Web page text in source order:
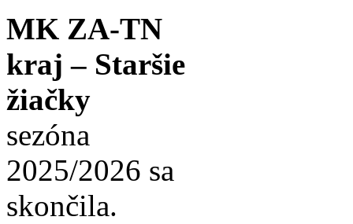
MK ZA-TN
kraj – Staršie
žiačky
sezóna
2025/2026 sa
skončila.